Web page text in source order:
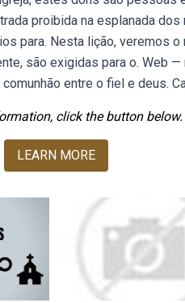
proibida na esplanada
para. Nesta lição, veremos
são exigidas para o. Web
entre o fiel e deus.
click the button below.
LEARN MORE